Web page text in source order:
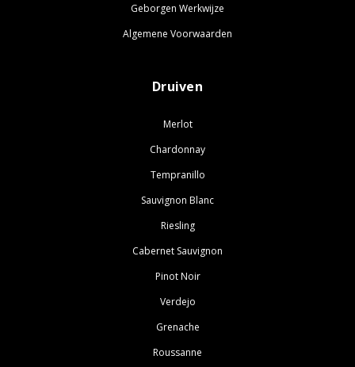
Geborgen Werkwijze
Algemene Voorwaarden
Druiven
Merlot
Chardonnay
Tempranillo
Sauvignon Blanc
Riesling
Cabernet Sauvignon
Pinot Noir
Verdejo
Grenache
Roussanne